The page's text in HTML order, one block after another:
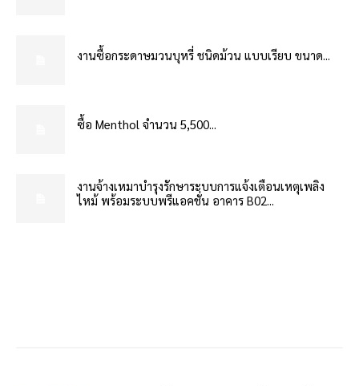
งานซื้อกระดาษมวนบุหรี่ ชนิดม้วน แบบเรียบ ขนาด...
ซื้อ Menthol จำนวน 5,500...
งานจ้างเหมาบำรุงรักษาระบบการแจ้งเตือนเหตุเพลิง
ไหม้ พร้อมระบบพรีแอคชั่น อาคาร B02...